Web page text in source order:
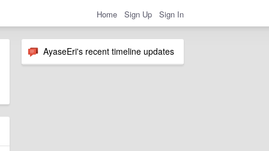
Home Sign Up Sign In
AyaseEri's recent timeline updates